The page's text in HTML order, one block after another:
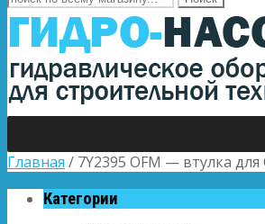
Главная / 7Y2395 OFM — втулка для
Категории